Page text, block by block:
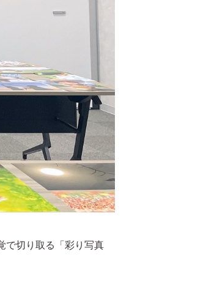
で切り取る「彩り写真